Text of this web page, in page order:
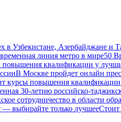
в Узбекистане, Азербайджане
линия метро в мире50
повышения квалификации у
В Москве пройдет онлайн
курсы повышения квалификации
30-летию российско-
сотрудничество в области
выбирайте только лучшееСтоит